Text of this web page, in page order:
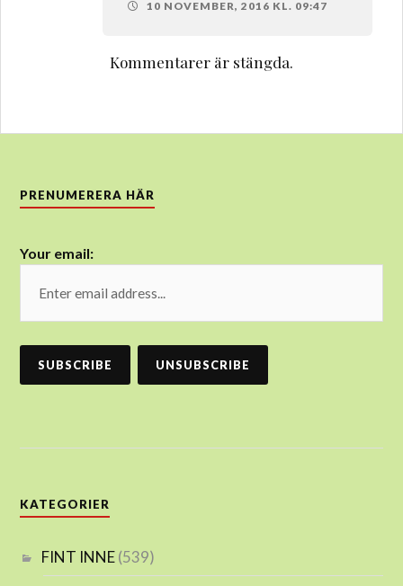
10 NOVEMBER, 2016 KL. 09:47
Kommentarer är stängda.
PRENUMERERA HÄR
Your email:
KATEGORIER
FINT INNE(539)